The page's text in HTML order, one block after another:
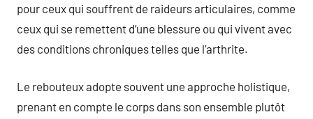
pour ceux qui souffrent de raideurs articulaires, comme
ceux qui se remettent d’une blessure ou qui vivent avec
des conditions chroniques telles que l’arthrite.
Le rebouteux adopte souvent une approche holistique,
prenant en compte le corps dans son ensemble plutôt